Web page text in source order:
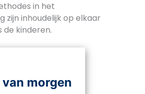
in het
zijn inhoudelijk op elkaar
kinderen.
morgen